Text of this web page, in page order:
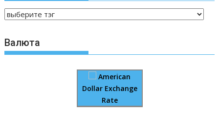
Валюта
American
Dollar Exchange
Rate